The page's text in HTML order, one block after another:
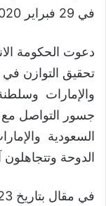
في 29 فبراير 2020 بعنوان ( لماذا تتجاهلون الدوحة؟) .
دعوت الحكومة
تحقيق التوازن
والإمارات
جسور التواصل مع
السعودية
الدوحة